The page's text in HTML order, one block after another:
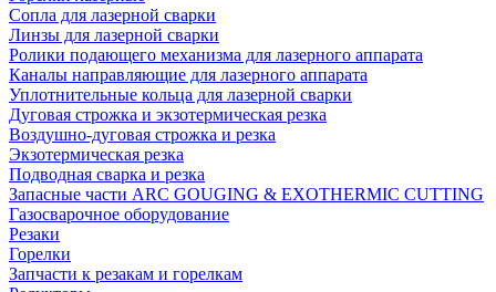
Сопла для лазерной сварки
Линзы для лазерной сварки
Ролики подающего механизма для лазерного аппарата
Каналы направляющие для лазерного аппарата
Уплотнительные кольца для лазерной сварки
Дуговая строжка и экзотермическая резка
Воздушно-дуговая строжка и резка
Экзотермическая резка
Подводная сварка и резка
Запасные части ARC GOUGING & EXOTHERMIC CUTTING
Газосварочное оборудование
Резаки
Горелки
Запчасти к резакам и горелкам